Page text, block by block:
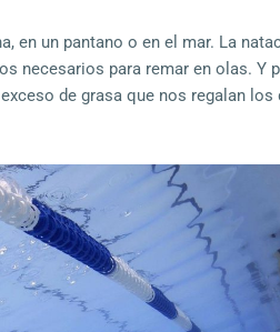
en un pantano o en el mar. La
necesarios para remar en olas. Y
de grasa que nos regalan los